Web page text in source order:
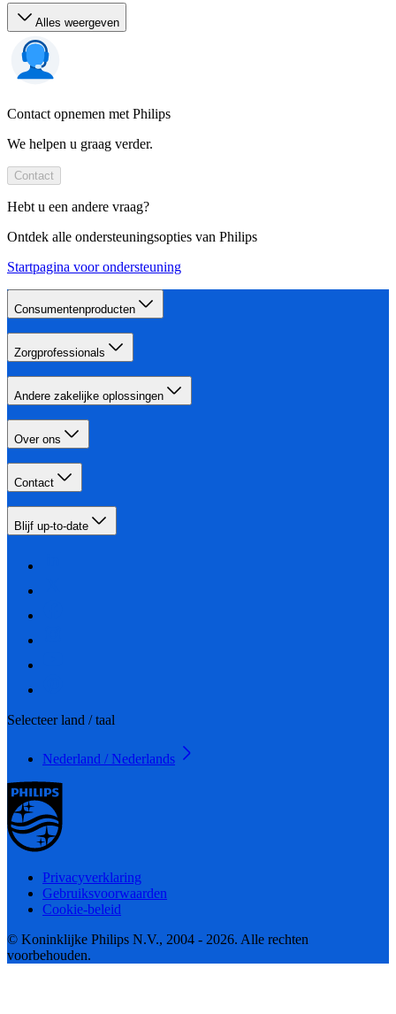
Alles weergeven
Contact opnemen met Philips
We helpen u graag verder.
Contact
Hebt u een andere vraag?
Ontdek alle ondersteuningsopties van Philips
Startpagina voor ondersteuning
Consumentenproducten
Zorgprofessionals
Andere zakelijke oplossingen
Over ons
Contact
Blijf up-to-date
Selecteer land / taal
Nederland / Nederlands
Privacyverklaring
Gebruiksvoorwaarden
Cookie-beleid
© Koninklijke Philips N.V., 2004 - 2026. Alle rechten
voorbehouden.